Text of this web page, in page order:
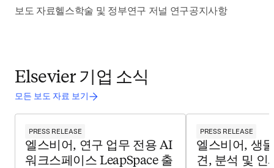
보도 자료헬스학술 및 정부연구 저널 연구공지사항
Elsevier 기업 소식
모든 보도 자료 보기
PRESS RELEASE
엘스비어, 연구 업무 전용 AI
워크스페이스 LeapSpace 출
PRESS RELEASE
엘스비어, 생
견, 분석 및 인